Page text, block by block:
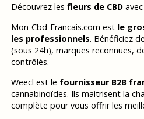
Découvrez les fleurs de CBDavec
Mon-Cbd-Francais.com est le
les professionnels. Bénéficiez
(sous 24h), marques reconnues,
contrôlés.
Weecl est le fournisseur B2B
cannabinoïdes. Ils maitrisent la
complète pour vous offrir les